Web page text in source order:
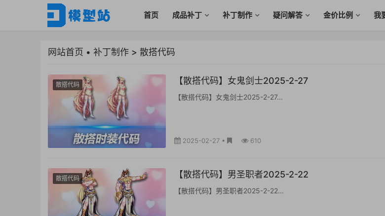
首页 成品补丁 补丁制作 疑问解答 金价比例 我
网站首页 • 补丁制作 > 散搭代码
散搭代码 【散搭代码】女鬼剑士2025-2-27
【散搭代码】女鬼剑士2025-2-27...
2025-02-27• 610
散搭代码 【散搭代码】男圣职者2025-2-22
【散搭代码】男圣职者2025-2-22...